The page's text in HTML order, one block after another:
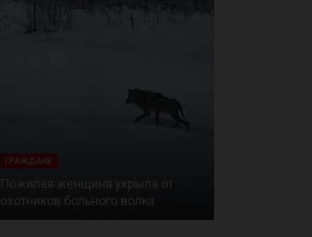
ГРАЖДАНЕ
Пожилая женщина укрыла от
охотников больного волка